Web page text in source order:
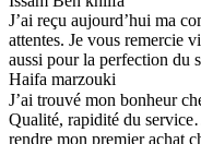
J’ai reçu aujourd’hui ma
attentes. Je vous remercie
aussi pour la perfection du
Haifa marzouki
J’ai trouvé mon bonheur
Qualité, rapidité du
rendre mon premier achat